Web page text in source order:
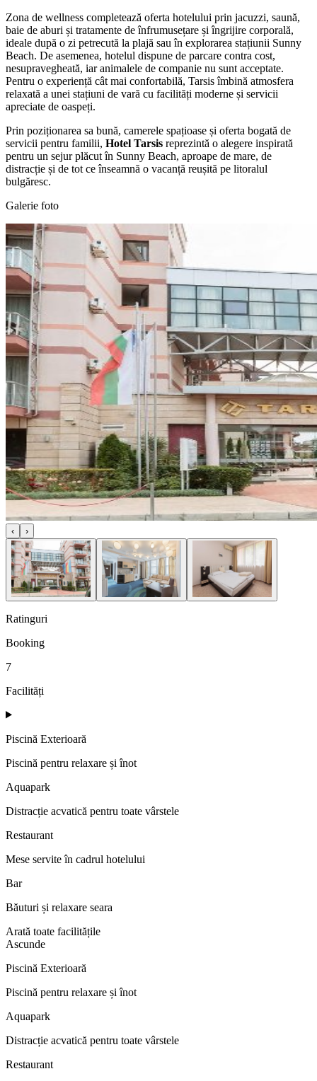
Zona de wellness completează oferta hotelului prin jacuzzi, saună,
baie de aburi și tratamente de înfrumusețare și îngrijire corporală,
ideale după o zi petrecută la plajă sau în explorarea stațiunii Sunny
Beach. De asemenea, hotelul dispune de parcare contra cost,
nesupravegheată, iar animalele de companie nu sunt acceptate.
Pentru o experiență cât mai confortabilă, Tarsis îmbină atmosfera
relaxată a unei stațiuni de vară cu facilități moderne și servicii
apreciate de oaspeți.
Prin poziționarea sa bună, camerele spațioase și oferta bogată de
servicii pentru familii, Hotel Tarsis reprezintă o alegere inspirată
pentru un sejur plăcut în Sunny Beach, aproape de mare, de
distracție și de tot ce înseamnă o vacanță reușită pe litoralul
bulgăresc.
Galerie foto
‹ ›
Ratinguri
Booking
7
Facilități
Piscină Exterioară
Piscină pentru relaxare și înot
Aquapark
Distracție acvatică pentru toate vârstele
Restaurant
Mese servite în cadrul hotelului
Bar
Băuturi și relaxare seara
Arată toate facilitățile
Ascunde
Piscină Exterioară
Piscină pentru relaxare și înot
Aquapark
Distracție acvatică pentru toate vârstele
Restaurant